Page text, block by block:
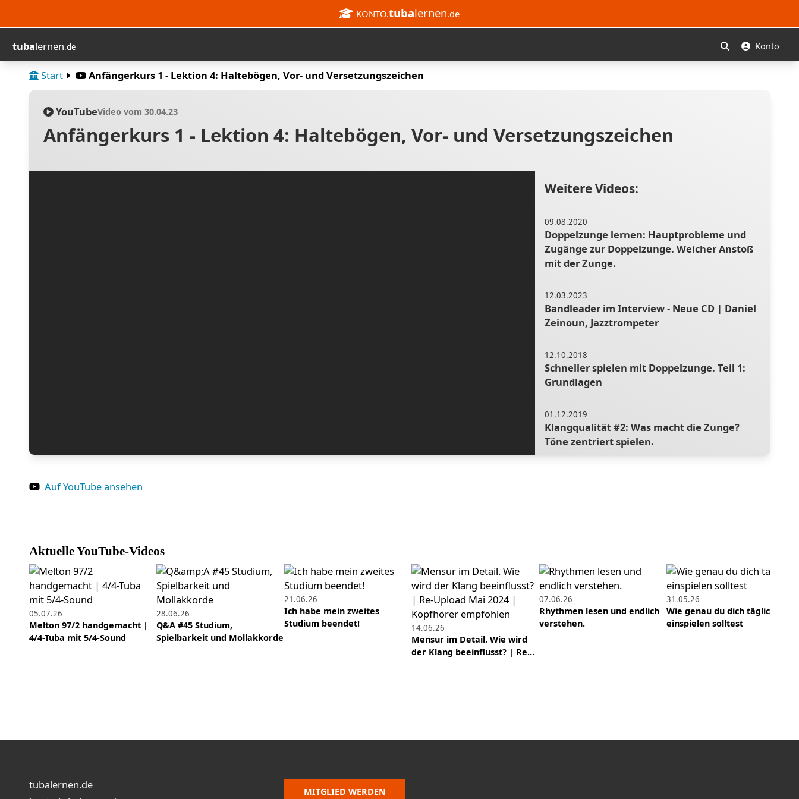
KONTO.tubalernen.de
tubalernen.de Konto
Start Anfängerkurs 1 - Lektion 4: Haltebögen, Vor- und Versetzungszeichen
YouTubeVideo vom 30.04.23
Anfängerkurs 1 - Lektion 4: Haltebögen, Vor- und Versetzungszeichen
Weitere Videos:
09.08.2020
Doppelzunge lernen: Hauptprobleme und
Zugänge zur Doppelzunge. Weicher Anstoß
mit der Zunge.
12.03.2023
Bandleader im Interview - Neue CD | Daniel
Zeinoun, Jazztrompeter
12.10.2018
Schneller spielen mit Doppelzunge. Teil 1:
Grundlagen
01.12.2019
Klangqualität #2: Was macht die Zunge?
Töne zentriert spielen.
15.01.2023
Q&A #20 - Ist die F-Tuba Pflicht + Wie mit
dem Buzzen beginnen?
Auf YouTube ansehen
Aktuelle YouTube-Videos
05.07.26
Melton 97/2 handgemacht |
4/4-Tuba mit 5/4-Sound
28.06.26
Q&A #45 Studium,
Spielbarkeit und Mollakkorde
21.06.26
Ich habe mein zweites
Studium beendet!
14.06.26
Mensur im Detail. Wie wird
der Klang beeinflusst? | Re…
07.06.26
Rhythmen lesen und endlich
verstehen.
31.05.26
Wie genau du dich täglich
einspielen solltest
tubalernen.de
MITGLIED WERDEN